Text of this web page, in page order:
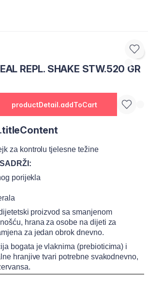
REPL. SHAKE STW.520 GR
productDetail.addToCart
za kontrolu tjelesne težine
porijekla
proizvod sa smanjenom
hrana za osobe na dijeti za
za jedan obrok dnevno.
bogata je vlaknima (prebioticima) i
hranjive tvari potrebne svakodnevno,